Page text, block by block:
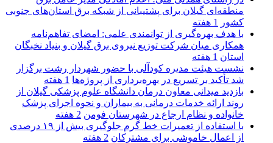
منطقه‌ای گیلان برای پشتیبانی از شبكه برق استان‌های جنوبی
كشور
1 هفته
با هدف بهره‌گیری از توانمندی علمی: امضای تفاهم‌نامه
همكاری میان شركت توزیع نیروی برق گیلان و بنیاد نخبگان
استان 1 هفته
نشست هیئت مدیره کودآلی با حضور شهردار رشت برگزار
شد تأکید بر تسریع در بهره‌برداری از پروژه‌ها 1 هفته
بازدید میدانی معاون درمان دانشگاه علوم پزشکی گیلان از
روند ارائه خدمات درمانی به بیماران و نحوه اجرای پزشک
خانواده و نظام ارجاع در شهرستان فومن 2 هفته
با استفاده از تعمیرات خط گرم جلوگیری بیش از ۱۹ درصدی
از اعمال خاموشی برای مشتركان 2 هفته